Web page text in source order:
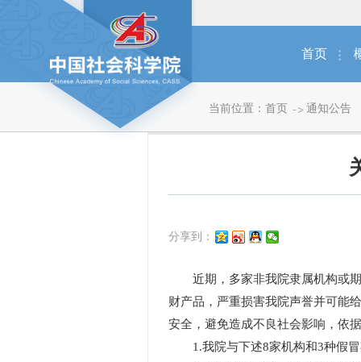
首页
当前位置： 首页 通知公告
分享到：
近期，多家非我院隶属机构或期
财产品，严重损害我院声誉并可能
安全，避免造成不良社会影响，依
1.我院与下述8家机构和3种假冒